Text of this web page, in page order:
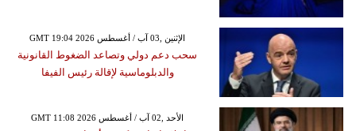
GMT 19:04 2026 الإثنين ,03 آب / أغسطس
سحب دعم دولي وتصاعد الضغوط القانونية
والدبلوماسية لإقالة رئيس الفيفا
GMT 11:08 2026 الأحد ,02 آب / أغسطس